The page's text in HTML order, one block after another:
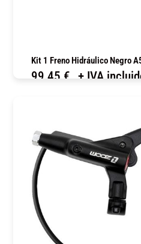
Kit 1 Freno Hidráulico Negro
99,45 € + IVA